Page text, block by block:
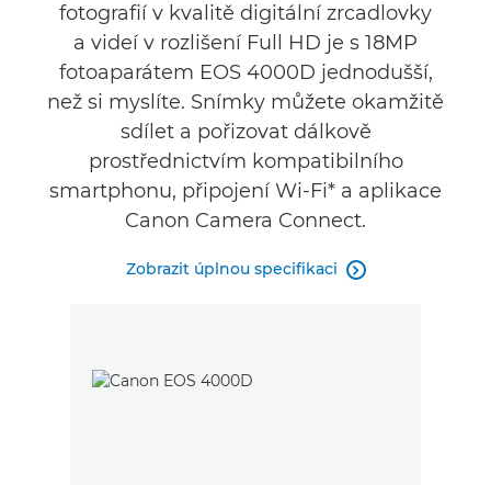
Podporafotografií v kvalitě digitální zrcadlovky
a videí v rozlišení Full HD je s 18MP
fotoaparátem EOS 4000D jednodušší,
než si myslíte. Snímky můžete okamžitě
sdílet a pořizovat dálkově
prostřednictvím kompatibilního
smartphonu, připojení Wi-Fi* a aplikace
Canon Camera Connect.
Zobrazit úplnou specifikaci 